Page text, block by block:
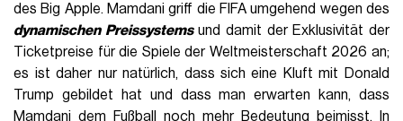
des Big Apple. Mamdani griff die FIFA umgehend wegen des
dynamischen Preissystemsund damit der Exklusivität der
Ticketpreise für die Spiele der Weltmeisterschaft 2026 an;
es ist daher nur natürlich, dass sich eine Kluft mit Donald
Trump gebildet hat und dass man erwarten kann, dass
Mamdani dem Fußball noch mehr Bedeutung beimisst. In